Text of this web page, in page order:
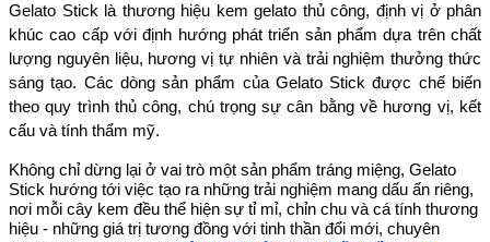
Gelato Stick là thương hiệu kem gelato thủ công, định vị ở phân
khúc cao cấp với định hướng phát triển sản phẩm dựa trên chất
lượng nguyên liệu, hương vị tự nhiên và trải nghiệm thưởng thức
sáng tạo. Các dòng sản phẩm của Gelato Stick được chế biến
theo quy trình thủ công, chú trọng sự cân bằng về hương vị, kết
cấu và tính thẩm mỹ.
Không chỉ dừng lại ở vai trò một sản phẩm tráng miệng, Gelato
Stick hướng tới việc tạo ra những trải nghiệm mang dấu ấn riêng,
nơi mỗi cây kem đều thể hiện sự tỉ mỉ, chỉn chu và cá tính thương
hiệu - những giá trị tương đồng với tinh thần đổi mới, chuyên